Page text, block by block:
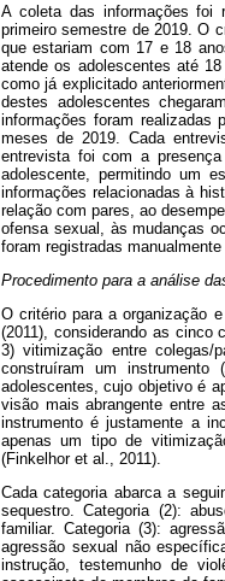
A coleta das informações foi
primeiro semestre de 2019. O
que estariam com 17 e 18
atende os adolescentes até
como já explicitado
destes adolescentes
informações foram
meses de 2019. Cada
entrevista foi com a
adolescente, permitindo um
informações relacionadas à
relação com pares, ao
ofensa sexual, às mudanças
foram registradas manualmente
Procedimento para a análise
O critério para a organização
(2011), considerando as cinco
3) vitimização entre
construíram um instrumento (
adolescentes, cujo objetivo é
visão mais abrangente entre
instrumento é justamente a
apenas um tipo de
(Finkelhor et al., 2011).
Cada categoria abarca a
sequestro. Categoria (2):
familiar. Categoria (3):
agressão sexual não
instrução, testemunho de